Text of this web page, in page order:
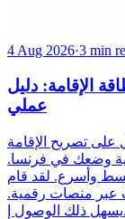
4 Aug 2026·3 min
الإقامة: دليل
عملي
تصريح الإقامة
وضعك في فرنسا.
وأسرع. لقد قام
عبر منصات رقمية.